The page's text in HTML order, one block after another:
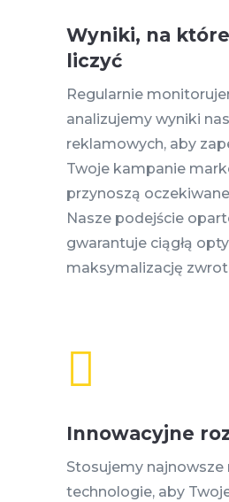
Wyniki, na
liczyć
Regularnie
analizujemy wyniki
reklamowych, aby
Twoje kampanie
przynoszą
Nasze podejście
gwarantuje ciągłą
maksymalizację

Innowacyjne
Stosujemy najnowsze
technologie, aby